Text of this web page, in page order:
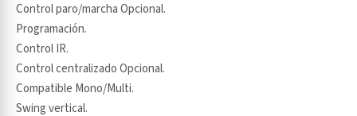
Control paro/marcha Opcional.
Programación.
Control IR.
Control centralizado Opcional.
Compatible Mono/Multi.
Swing vertical.